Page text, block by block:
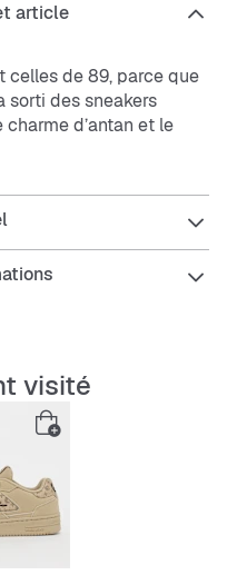
article
celles de 89, parce que
sorti dessneakers
d’antan et le
est super polyvalent.
la rue, le logo est ton
textile, synthétique
visité